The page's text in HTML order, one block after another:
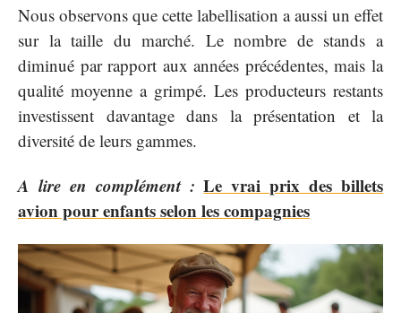
Nous observons que cette labellisation a aussi un effet
sur la taille du marché. Le nombre de stands a
diminué par rapport aux années précédentes, mais la
qualité moyenne a grimpé. Les producteurs restants
investissent davantage dans la présentation et la
diversité de leurs gammes.
A lire en complément : Le vrai prix des billets
avion pour enfants selon les compagnies